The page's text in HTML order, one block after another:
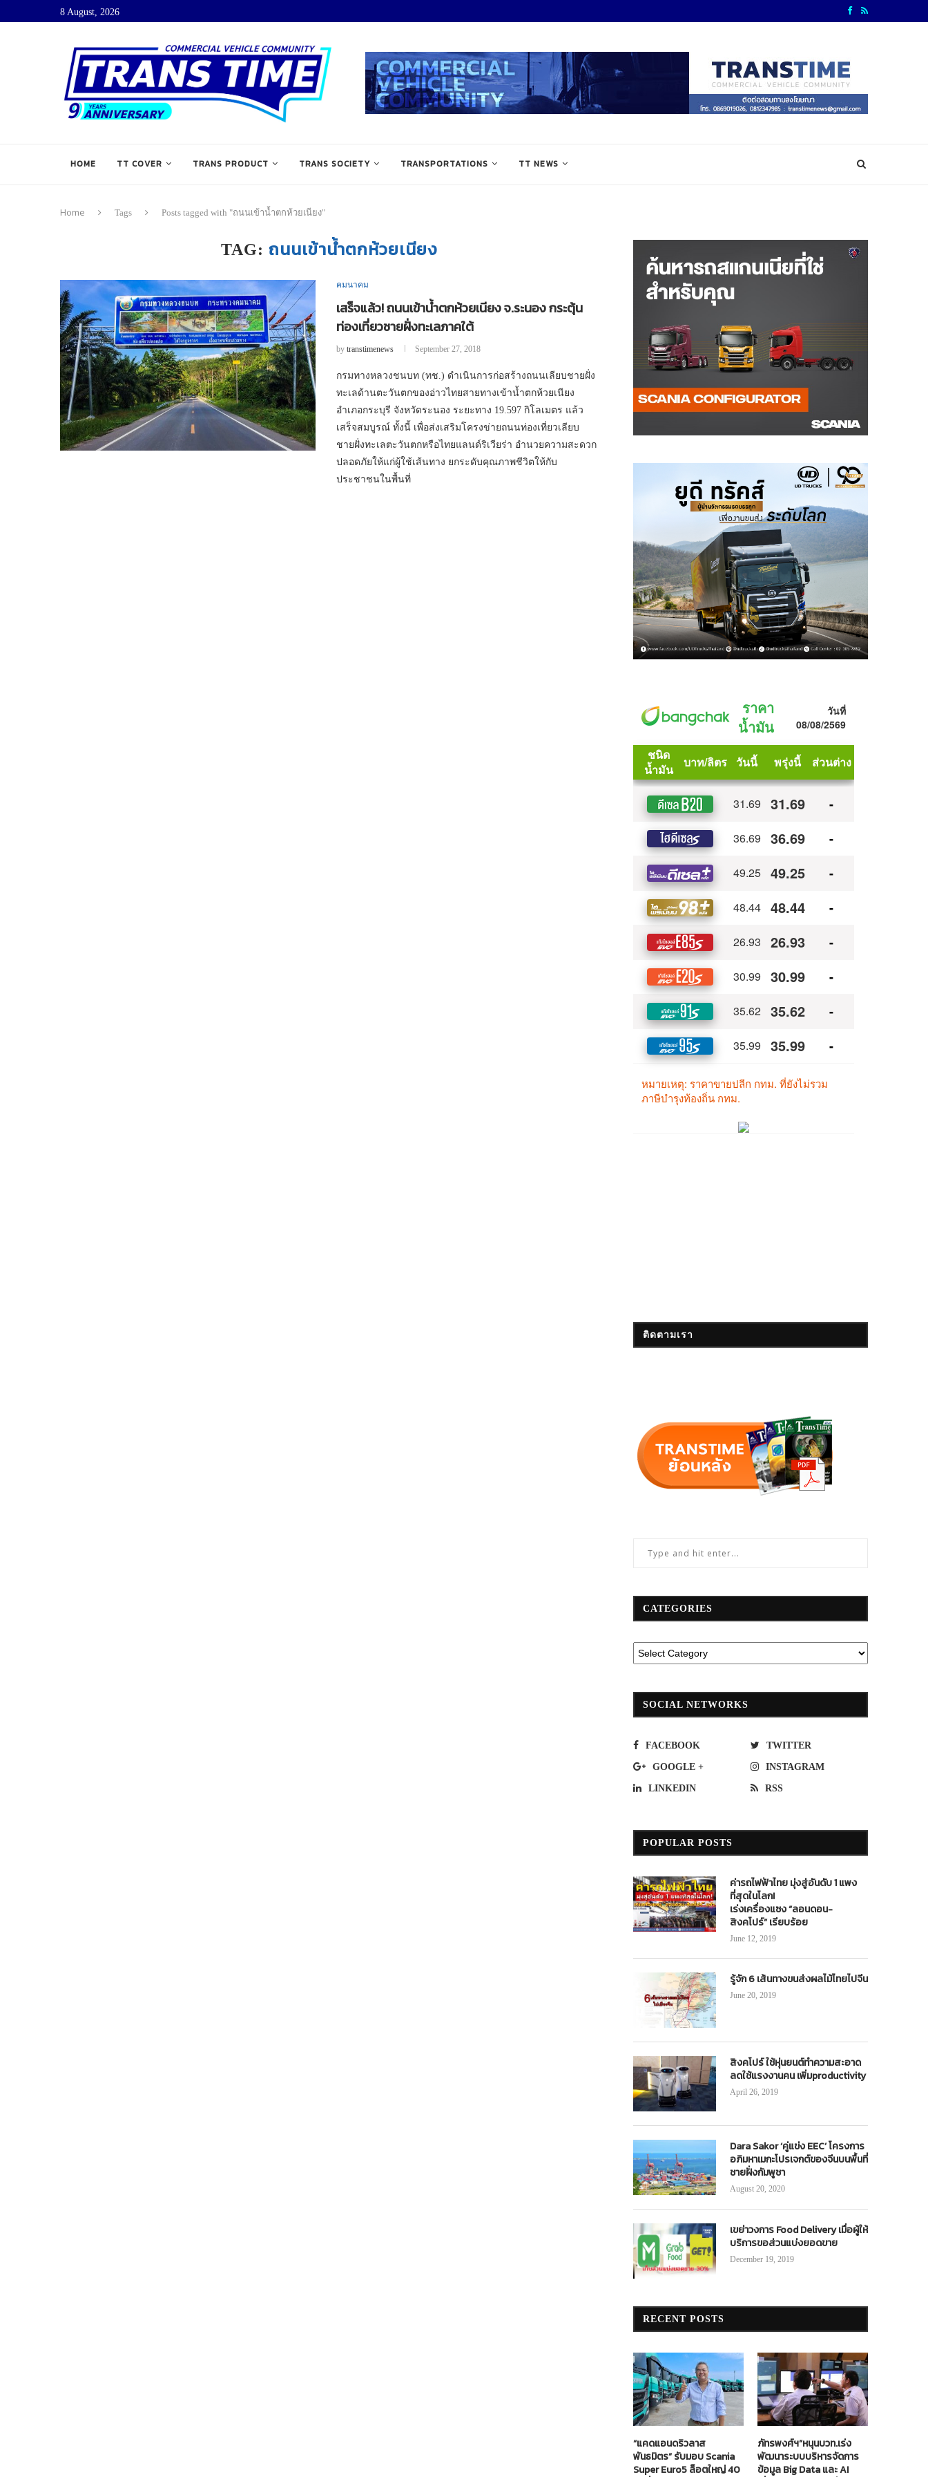
8 August, 2026
HOME TT COVER TRANS PRODUCT TRANS SOCIETY TRANSPORTATIONS TT NEWS
Home Tags Posts tagged with "ถนนเข้าน้ำตกห้วยเนียง"
TAG: ถนนเข้าน้ำตกห้วยเนียง
คมนาคม
เสร็จแล้ว! ถนนเข้าน้ำตกห้วยเนียง จ.ระนอง กระตุ้น
ท่องเที่ยวชายฝั่งทะเลภาคใต้
by transtimenews September 27, 2018
กรมทางหลวงชนบท (ทช.) ดำเนินการก่อสร้างถนนเลียบชายฝั่ง
ทะเลด้านตะวันตกของอ่าวไทยสายทางเข้าน้ำตกห้วยเนียง
อำเภอกระบุรี จังหวัดระนอง ระยะทาง 19.597 กิโลเมตร แล้ว
เสร็จสมบูรณ์ ทั้งนี้ เพื่อส่งเสริมโครงข่ายถนนท่องเที่ยวเลียบ
ชายฝั่งทะเลตะวันตกหรือไทยแลนด์ริเวียร่า อำนวยความสะดวก
ปลอดภัยให้แก่ผู้ใช้เส้นทาง ยกระดับคุณภาพชีวิตให้กับ
ประชาชนในพื้นที่
ติดตามเรา
CATEGORIES
SOCIAL NETWORKS
FACEBOOK TWITTER
GOOGLE + INSTAGRAM
LINKEDIN RSS
POPULAR POSTS
ค่ารถไฟฟ้าไทย มุ่งสู่อันดับ 1 แพง
ที่สุดในโลก!
เร่งเครื่องแซง “ลอนดอน-
สิงคโปร์” เรียบร้อย
June 12, 2019
รู้จัก 6 เส้นทางขนส่งผลไม้ไทยไปจีน
June 20, 2019
สิงคโปร์ ใช้หุ่นยนต์ทำความสะอาด
ลดใช้แรงงานคน เพิ่มproductivity
April 26, 2019
Dara Sakor ‘คู่แข่ง EEC’ โครงการ
อภิมหาเมกะโปรเจกต์ของจีนบนพื้นที่
ชายฝั่งกัมพูชา
August 20, 2020
เขย่าวงการ Food Delivery เมื่อผู้ให้
บริการขอส่วนแบ่งยอดขาย
December 19, 2019
RECENT POSTS
“แคดแอนดริวลาส
พันธมิตร” รับมอบ Scania
Super Euro5 ล็อตใหญ่ 40
ภัทรพงศ์ฯ”หนุนบวท.เร่ง
พัฒนาระบบบริหารจัดการ
ข้อมูล Big Data และ AI